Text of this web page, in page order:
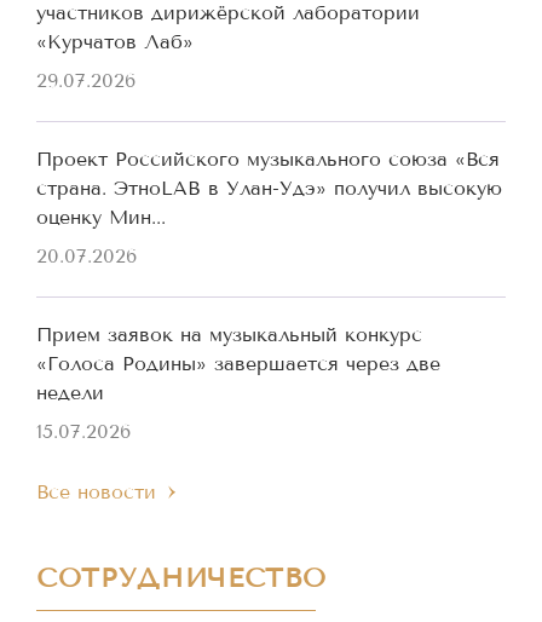
участников дирижёрской лаборатории
«Курчатов Лаб»
29.07.2026
Проект Российского музыкального союза «Вся
страна. ЭтноLAB в Улан-Удэ» получил высокую
оценку Мин...
20.07.2026
Прием заявок на музыкальный конкурс
«Голоса Родины» завершается через две
недели
15.07.2026
Все новости
СОТРУДНИЧЕСТВО